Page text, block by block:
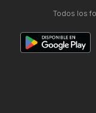
Todos los